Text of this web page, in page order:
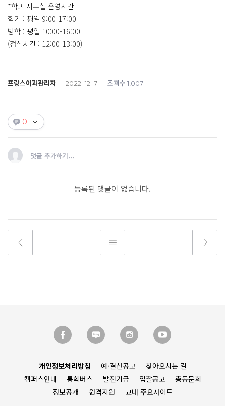
*학과 사무실 운영시간
학기 : 평일 9:00-17:00
방학 : 평일 10:00-16:00
(점심시간 : 12:00-13:00)
프랑스어과관리자 2022. 12. 7 조회수 1,007
0
댓글 추가하기...
등록된 댓글이 없습니다.
개인정보처리방침 예·결산공고
찾아오시는 길
캠퍼스안내
통학버스 발전기금 입찰공고
총동문회
정보공개
원격지원 교내 주요사이트